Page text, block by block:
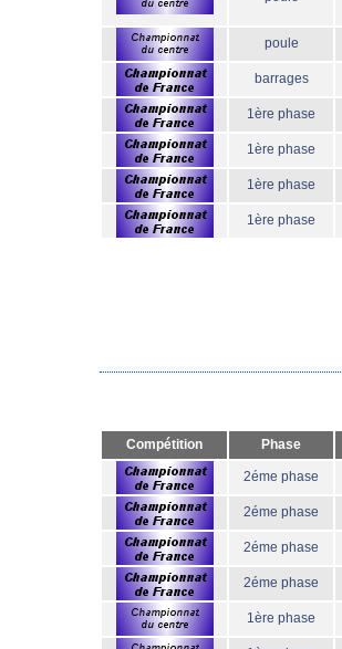
poule
barrages
1ère phase
1ère phase
1ère phase
1ère phase
Compétition Phase
2éme phase
2éme phase
2éme phase
2éme phase
1ère phase